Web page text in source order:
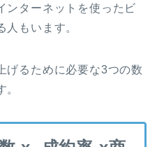
ンターネットを使ったビ
人もいます。
げるために必要な3つの数